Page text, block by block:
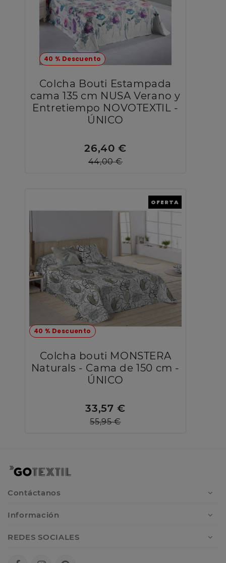
40 % Descuento
Colcha Bouti Estampada
cama 135 cm NUSA Verano y
Entretiempo NOVOTEXTIL -
ÚNICO
26,40 €
44,00 €
40 % Descuento
OFERTA
Colcha bouti MONSTERA
Naturals - Cama de 150 cm -
ÚNICO
33,57 €
55,95 €
Contáctanos
Información
REDES SOCIALES